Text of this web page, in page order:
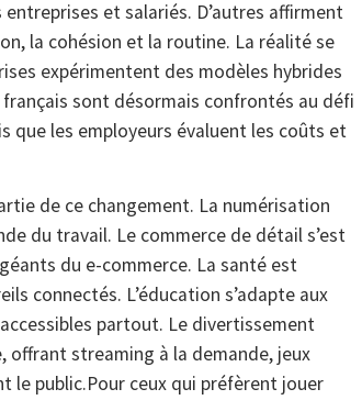
et salariés. D’autres affirment
la cohésion et la routine. La réalité se
expérimentent des modèles hybrides
sont désormais confrontés au défi
que les employeurs évaluent les coûts et
de ce changement. La numérisation
du travail. Le commerce de détail s’est
du e-commerce. La santé est
connectés. L’éducation s’adapte aux
partout. Le divertissement
offrant streaming à la demande, jeux
public.Pour ceux qui préfèrent jouer